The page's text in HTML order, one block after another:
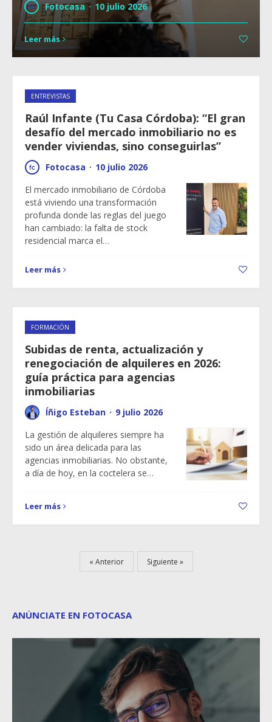
Fotocasa · 10 julio 2026
Leer más
ENTREVISTAS
Raúl Infante (Tu Casa Córdoba): “El gran
desafío del mercado inmobiliario no es
vender viviendas, sino conseguirlas”
Fotocasa · 10 julio 2026
El mercado inmobiliario de Córdoba
está viviendo una transformación
profunda donde las reglas del juego
han cambiado: la falta de stock
residencial marca el…
Leer más
FORMACIÓN
Subidas de renta, actualización y
renegociación de alquileres en 2026:
guía práctica para agencias
inmobiliarias
Íñigo Esteban · 9 julio 2026
La gestión de alquileres siempre ha
sido un área delicada para las
agencias inmobiliarias. No obstante,
a día de hoy, en la coctelera se…
Leer más
Anterior Siguiente
ANÚNCIATE EN FOTOCASA